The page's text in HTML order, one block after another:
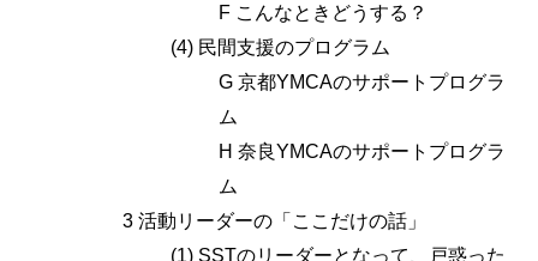
F こんなときどうする？
(4) 民間支援のプログラム
G 京都YMCAのサポートプログラ
ム
H 奈良YMCAのサポートプログラ
ム
3 活動リーダーの「ここだけの話」
(1) SSTのリーダーとなって、戸惑った